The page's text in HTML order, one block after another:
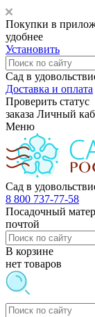
Покупки в
удобнее
Установить
Сад в
Доставка и оплата
Проверить статус
заказа Личный
Меню
Сад в
8 800 737-77-58
Посадочный
почтой
В корзине
нет товаров